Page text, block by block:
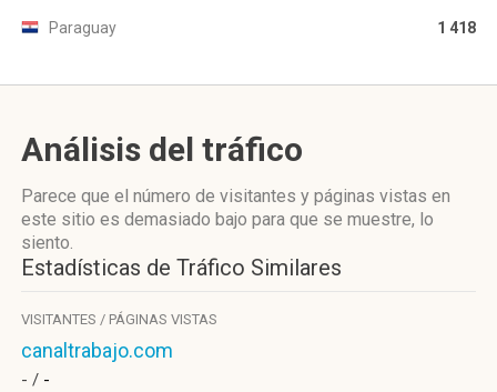
Paraguay 1 418
Análisis del tráfico
Parece que el número de visitantes y páginas vistas en
este sitio es demasiado bajo para que se muestre, lo
siento.
Estadísticas de Tráfico Similares
VISITANTES / PÁGINAS VISTAS
canaltrabajo.com
- / -